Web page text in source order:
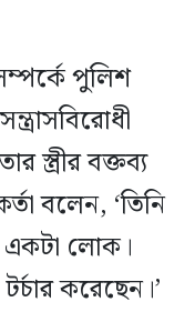
পুলিশ
স্ত্রীর বক্তব্য
বলেন, ‘তিনি
একটা লোক।
করেছেন।’